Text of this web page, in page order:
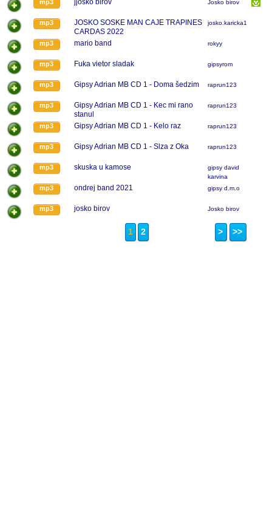
mp3 jjosko birov Josko birov
mp3
JOSKO SOSKE MAN CAJE TRAPINES
CARDAS 2022
josko.karicka123
mp3 mario band rokyy
mp3 Fuka vietor sladak gipsyrom
mp3 Gipsy Adrian MB CD 1 - Doma šedzim raprun123
mp3
Gipsy Adrian MB CD 1 - Kec mi rano
stanul
raprun123
mp3 Gipsy Adrian MB CD 1 - Kelo raz raprun123
mp3 Gipsy Adrian MB CD 1 - Slza z Oka raprun123
mp3 skuska u kamose
gipsy david
karvina
mp3 ondrej band 2021 gipsy d.m.o
mp3 josko birov Josko birov
1 2 > >>